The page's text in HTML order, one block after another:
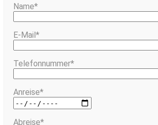
Name*
E-Mail*
Telefonnummer*
Anreise*
Abreise*